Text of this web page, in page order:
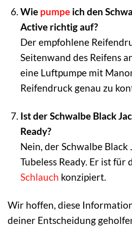
Wie pumpeich den
Active richtig auf?
Der empfohlene
Seitenwand des Reifens
eine Luftpumpe mit
Reifendruck genau zu
Ist der Schwalbe Black
Ready?
Nein, der Schwalbe
Tubeless Ready. Er ist
Schlauch konzipiert.
Wir hoffen, diese
deiner Entscheidung